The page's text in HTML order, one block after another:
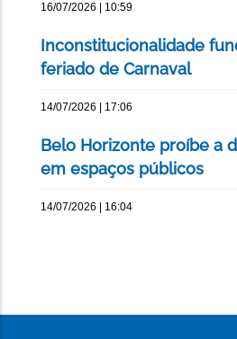
16/07/2026 | 10:59
Inconstitucionalidade
feriado de Carnaval
14/07/2026 | 17:06
Belo Horizonte proíbe a
em espaços públicos
14/07/2026 | 16:04